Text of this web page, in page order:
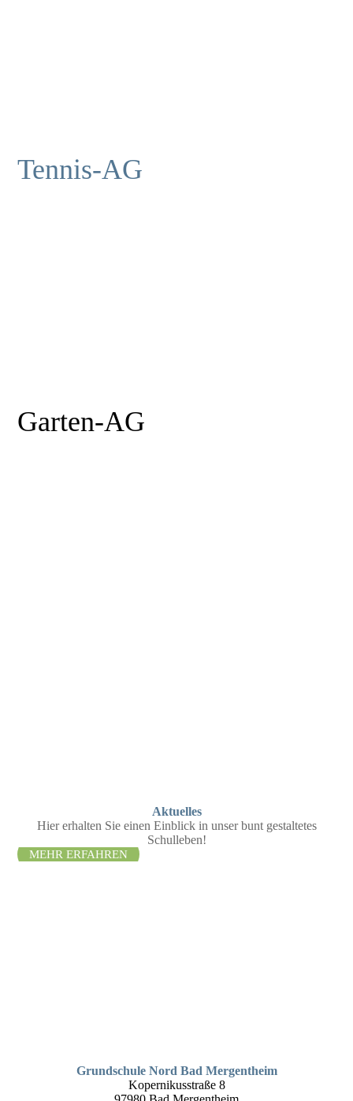
Tennis-AG
Garten-AG
Aktuelles
Hier erhalten Sie einen Einblick in unser bunt gestaltetes
Schulleben!
MEHR ERFAHREN
Grundschule Nord Bad Mergentheim
Kopernikusstraße 8